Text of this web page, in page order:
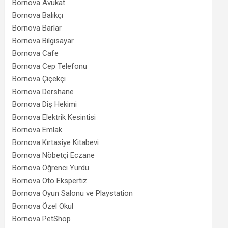
Bornova Avukat
Bornova Balıkçı
Bornova Barlar
Bornova Bilgisayar
Bornova Cafe
Bornova Cep Telefonu
Bornova Çiçekçi
Bornova Dershane
Bornova Diş Hekimi
Bornova Elektrik Kesintisi
Bornova Emlak
Bornova Kırtasiye Kitabevi
Bornova Nöbetçi Eczane
Bornova Öğrenci Yurdu
Bornova Oto Ekspertiz
Bornova Oyun Salonu ve Playstation
Bornova Özel Okul
Bornova PetShop